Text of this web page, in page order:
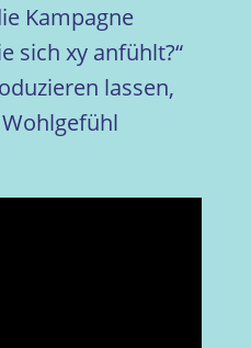
Kampagne
sich xy anfühlt?“
lassen,